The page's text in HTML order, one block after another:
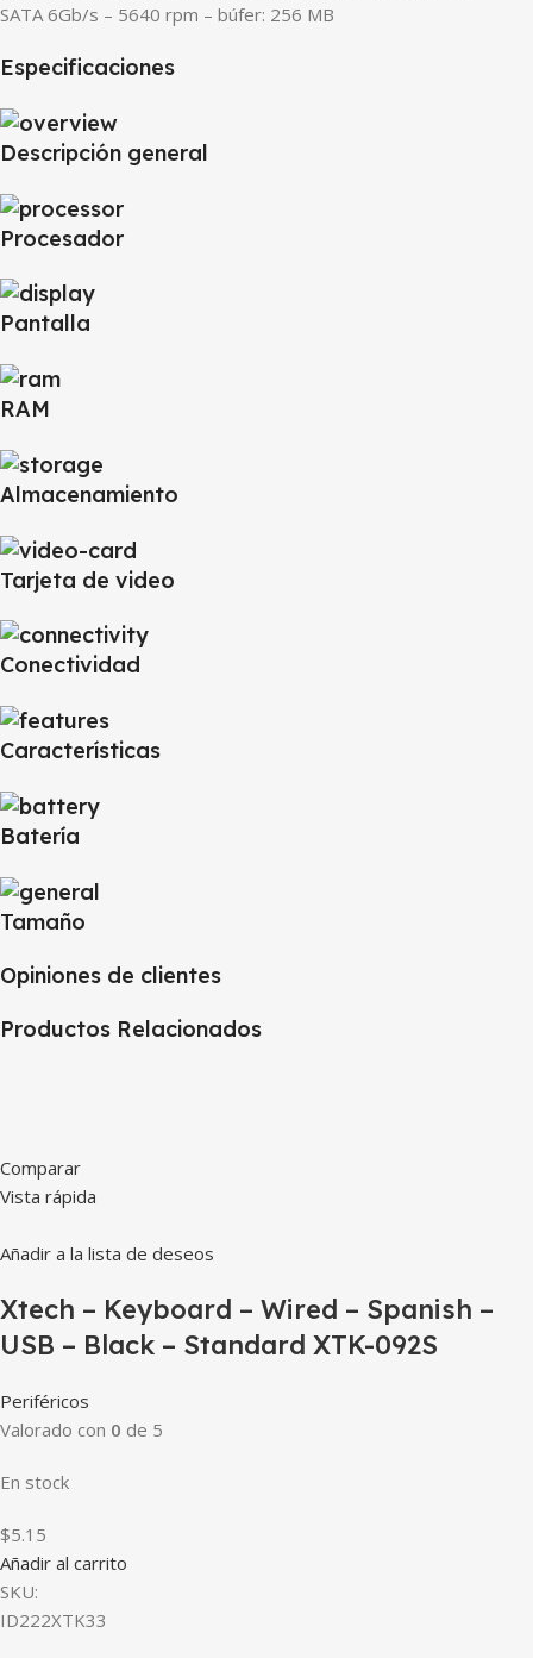
SATA 6Gb/s – 5640 rpm – búfer: 256 MB
Especificaciones
Descripción general
Procesador
Pantalla
RAM
Almacenamiento
Tarjeta de video
Conectividad
Características
Batería
Tamaño
Opiniones de clientes
Productos Relacionados
Comparar
Vista rápida
Añadir a la lista de deseos
Xtech – Keyboard – Wired – Spanish –
USB – Black – Standard XTK-092S
Periféricos
Valorado con 0 de 5
En stock
$5.15
Añadir al carrito
SKU:
ID222XTK33